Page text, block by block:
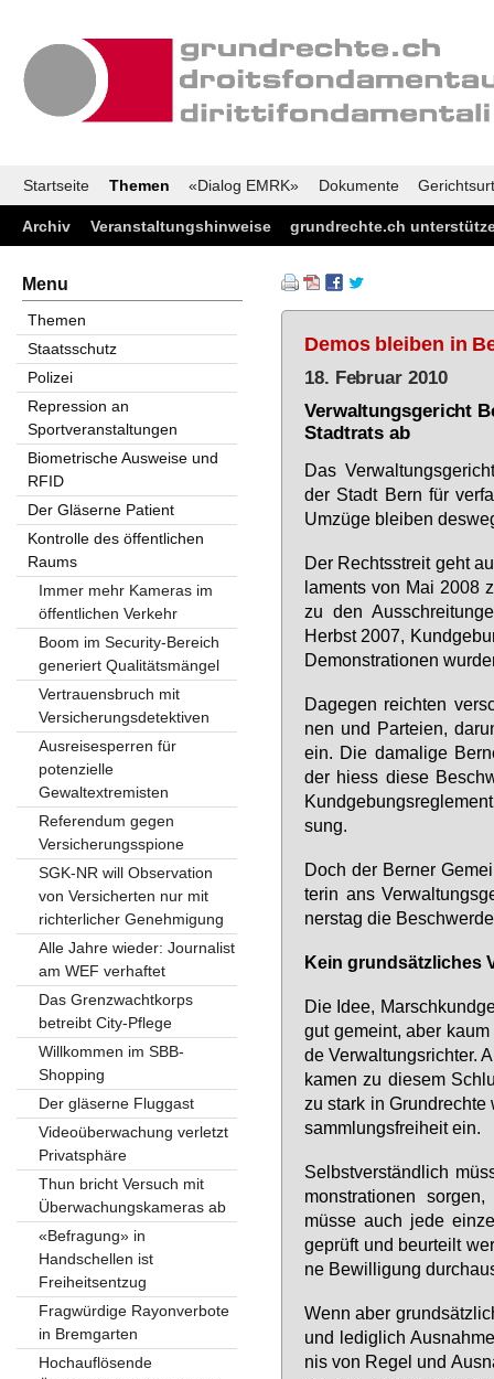
Startseite Themen «Dialog EMRK» Dokumente
Archiv Veranstaltungshinweise grundrechte.ch
Demos bleiben in
18. Februar 2010
Verwaltungsgericht
Stadtrats ab
Das
der Stadt Bern für
Um­zü­ge blei­ben
Der Rechts­streit geht
la­ments von Mai 2008
zu den
Herbst 2007,
De­mons­tra­tio­nen
Da­ge­gen reich­ten
nen und Par­tei­en,
ein. Die da­ma­li­ge
der hiess die­se
sung.
Doch der Ber­ner
te­rin ans
ners­tag die
Kein grund­sätz­li­ches
Die Idee,
gut ge­meint, aber
de Ver­wal­tungs­rich­ter.
ka­men zu die­sem
zu stark in
samm­lungs­frei­heit ein.
Selbst­ver­ständ­lich
mons­tra­tio­nen
müs­se auch je­de
ge­prüft und be­ur­teilt
ne Be­wil­li­gung
Wenn aber
und le­dig­lich
nis von Re­gel und
Menu
Themen
Staatsschutz
Polizei
Repression an
Sportveranstaltungen
Biometrische Ausweise und
RFID
Der Gläserne Patient
Kontrolle des öffentlichen
Raums
Immer mehr Kameras im
öffentlichen Verkehr
Boom im Security-Bereich
generiert Qualitätsmängel
Vertrauensbruch mit
Versicherungsdetektiven
Ausreisesperren für
potenzielle
Gewaltextremisten
Referendum gegen
Versicherungsspione
SGK-NR will Observation
von Versicherten nur mit
richterlicher Genehmigung
Alle Jahre wieder: Journalist
am WEF verhaftet
Das Grenzwachtkorps
betreibt City-Pflege
Willkommen im SBB-
Shopping
Der gläserne Fluggast
Videoüberwachung verletzt
Privatsphäre
Thun bricht Versuch mit
Überwachungskameras ab
«Befragung» in
Handschellen ist
Freiheitsentzug
Fragwürdige Rayonverbote
in Bremgarten
Hochauflösende